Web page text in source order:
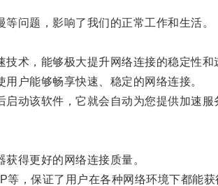
问题，影响了我们的正常工作和生活。
，能够极大提升网络连接的稳定性和
户能够畅享快速、稳定的网络连接。
动该软件，它就会自动为您提供加速服
得更好的网络连接质量。
保证了用户在各种网络环境下都能获